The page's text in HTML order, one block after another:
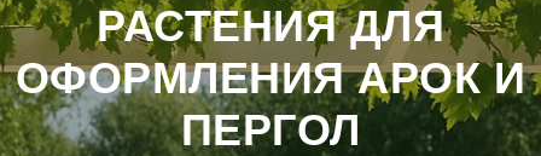
РАСТЕНИЯ ДЛЯ
ОФОРМЛЕНИЯ АРОК И
ПЕРГОЛ